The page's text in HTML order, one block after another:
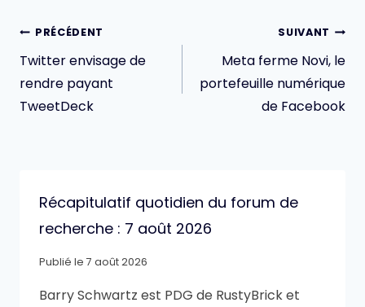
Navigation
de
l’article
PRÉCÉDENT
Twitter envisage de
rendre payant
TweetDeck
SUIVANT
Meta ferme Novi, le
portefeuille numérique
de Facebook
Récapitulatif quotidien du forum de
recherche : 7 août 2026
Publié le 7 août 2026
Barry Schwartz est PDG de RustyBrick et